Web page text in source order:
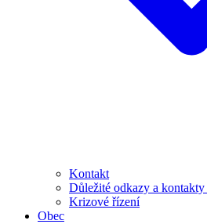
Kontakt
Důležité odkazy a
Krizové řízení
Obec